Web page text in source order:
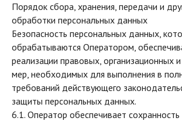
Порядок сбора, хранения, передачи и
обработки персональных данных
Безопасность персональных данных,
обрабатываются Оператором,
реализации правовых, организационных
мер, необходимых для выполнения в
требований действующего
защиты персональных данных.
6.1. Оператор обеспечивает